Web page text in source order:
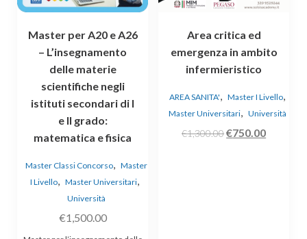
Master per A20 e A26
– L’insegnamento
delle materie
scientifiche negli
istituti secondari di I
e II grado:
matematica e fisica
Master Classi Concorso, Master
I Livello, Master Universitari,
Università
€1,500.00
Area critica ed
emergenza in ambito
infermieristico
AREA SANITA', Master I Livello,
Master Universitari, Università
€1,300.00Il
€750.00Il